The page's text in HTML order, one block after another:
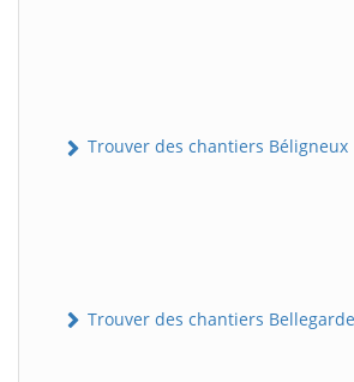
Trouver des chantiers Béligneux
Trouver des chantiers